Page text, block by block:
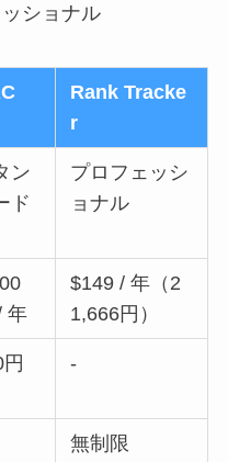
ショナル
Rank Tracke
r
ン
ド
プロフェッシ
ョナル
年
$149 / 年（2
1,666円）
-
無制限